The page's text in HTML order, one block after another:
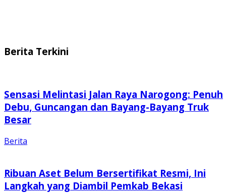
Berita Terkini
Sensasi Melintasi Jalan Raya Narogong: Penuh
Debu, Guncangan dan Bayang-Bayang Truk
Besar
Berita
Ribuan Aset Belum Bersertifikat Resmi, Ini
Langkah yang Diambil Pemkab Bekasi